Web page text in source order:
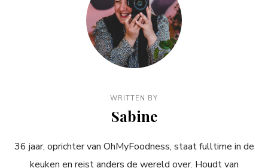
WRITTEN BY
Sabine
36 jaar, oprichter van OhMyFoodness, staat fulltime in de
keuken en reist anders de wereld over. Houdt van